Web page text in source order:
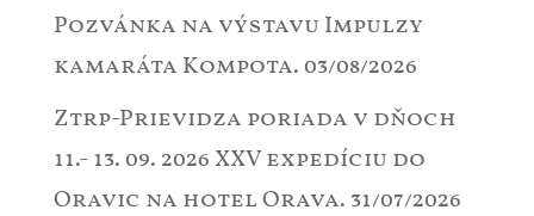
Pozvánka na výstavu Impulzy
kamaráta Kompota. 03/08/2026
Ztrp-Prievidza poriada v dňoch
11.- 13. 09. 2026 XXV expedíciu do
Oravic na hotel Orava. 31/07/2026